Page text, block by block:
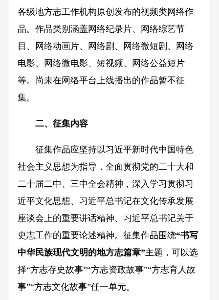
各级地方志工作机构原创发布的视频类网络作
品。作品类别涵盖网络纪录片、网络综艺节
目、网络动画片、网络剧、网络微短剧、网络
电影、网络微电影、短视频、网络公益短片
等。尚未在网络平台上线播出的作品暂不征
集。
二、征集内容
征集作品应坚持以习近平新时代中国特色
社会主义思想为指导，全面贯彻党的二十大和
二十届二中、三中全会精神，深入学习贯彻习
近平文化思想、习近平总书记在文化传承发展
座谈会上的重要讲话精神、习近平总书记关于
史志工作的重要论述精神。征集作品围绕“书写
中华民族现代文明的地方志篇章”主题，可以选
择“方志存史故事”“方志资政故事”“方志育人故
事”“方志文化故事”任一单元。